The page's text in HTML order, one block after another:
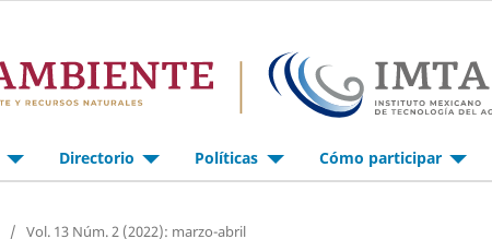
Directorio Políticas Cómo participar
/ Vol. 13 Núm. 2 (2022): marzo-abril